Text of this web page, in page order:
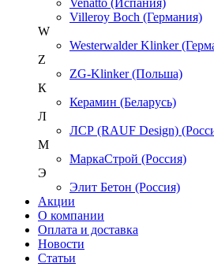
Venatto (Испания)
Villeroy Boch (Германия)
W
Westerwalder Klinker
Z
ZG-Klinker (Польша)
К
Керамин (Беларусь)
Л
ЛСР (RAUF Design)
М
МаркаСтрой (Россия)
Э
Элит Бетон (Россия)
Акции
О компании
Оплата и доставка
Новости
Статьи